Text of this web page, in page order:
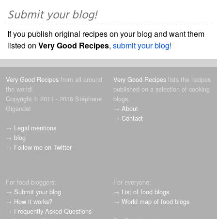
Submit your blog!
If you publish original recipes on your blog and want them
listed on Very Good Recipes, submit your blog!
Very Good Recipes from all around
the world!
Copyright © 2011 - 2016 Stéphane
Gigandet
→ Legal mentions
→ blog
→ Follow me on Twitter
Very Good Recipes lists the recipes
published on a selection of cooking
blogs.
→ About
→ Contact
For food bloggers:
→ Submit your blog
→ How it works?
→ Frequently Asked Questions
For everyone:
→ List of food blogs
→ World map of food blogs